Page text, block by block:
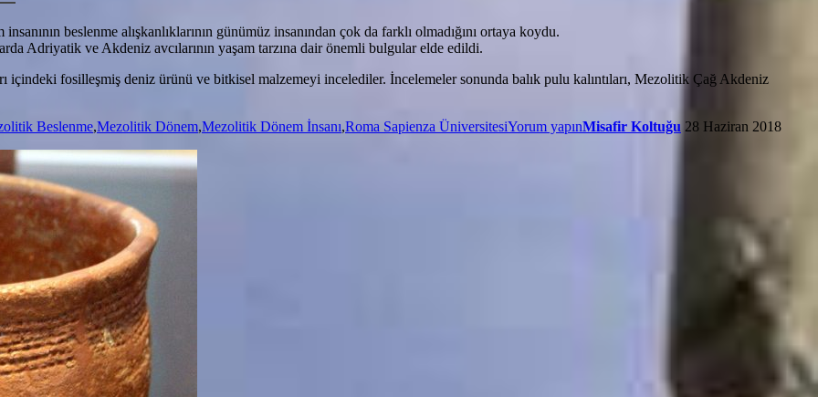
beslenme alışkanlıklarının günümüz insanından çok da farklı olmadığını ortaya koydu.
Adriyatik ve Akdeniz avcılarının yaşam tarzına dair önemli bulgular elde edildi.
içindeki fosilleşmiş deniz ürünü ve bitkisel malzemeyi incelediler. İncelemeler sonunda balık pulu kalıntıları, Mezolitik Çağ Akdeniz
Beslenme,Mezolitik Dönem,Mezolitik Dönem İnsanı,Roma Sapienza ÜniversitesiYorum yapınMisafir Koltuğu 28 Haziran 2018